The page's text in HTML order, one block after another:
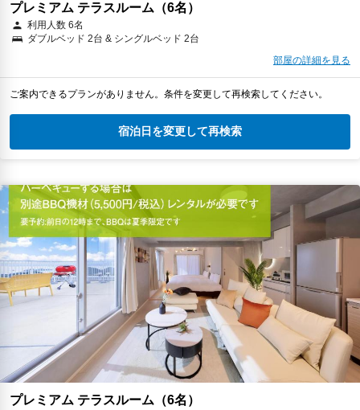
プレミアム テラスルーム（6名）
利用人数 6名
ダブルベッド 2台 & シングルベッド 2台
部屋の詳細を見る
ご案内できるプランがありません。条件を変更して再検索してください。
宿泊日を変更して再検索
プレミアム テラスルーム（6名）